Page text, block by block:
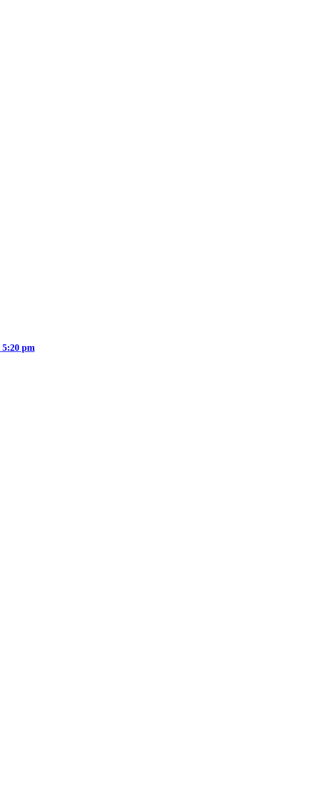
5:20 pm